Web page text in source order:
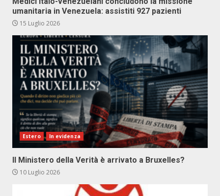
umanitaria in Venezuela: assistiti 927 pazienti
15 Luglio 2026
Estero In evidenza
Il Ministero della Verità è arrivato a Bruxelles?
10 Luglio 2026